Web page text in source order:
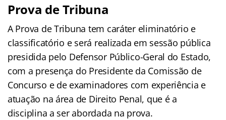
Prova de Tribuna
A Prova de Tribuna tem caráter eliminatório e
classificatório e será realizada em sessão pública
presidida pelo Defensor Público-Geral do Estado,
com a presença do Presidente da Comissão de
Concurso e de examinadores com experiência e
atuação na área de Direito Penal, que é a
disciplina a ser abordada na prova.